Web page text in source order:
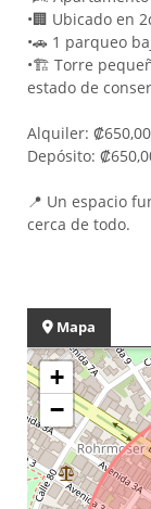
•🏢 Ubicado en
•🚗 1 parqueo
•🏗 Torre
estado de
Alquiler:
Depósito:
📍 Un espacio
cerca de todo.
Mapa
+
−